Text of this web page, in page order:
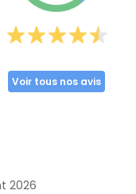
Voir tous nos avis
2026